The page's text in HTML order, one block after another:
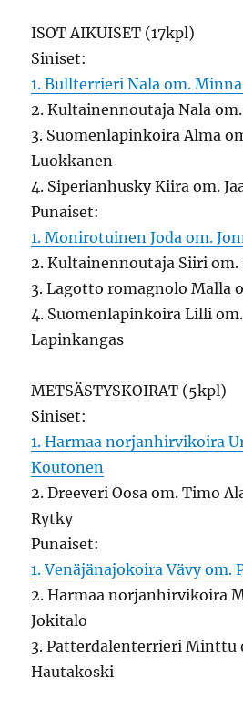
ISOT AIKUISET (17kpl)
Siniset:
1. Bullterrieri Nala om.
2. Kultainennoutaja Nala
3. Suomenlapinkoira Alma
Luokkanen
4. Siperianhusky Kiira om.
Punaiset:
1. Monirotuinen Joda om.
2. Kultainennoutaja Siiri
3. Lagotto romagnolo Malla
4. Suomenlapinkoira Lilli
Lapinkangas
METSÄSTYSKOIRAT (5kpl)
Siniset:
1. Harmaa norjanhirvikoira
Koutonen
2. Dreeveri Oosa om. Timo
Rytky
Punaiset:
1. Venäjänajokoira Vävy om.
2. Harmaa norjanhirvikoira
Jokitalo
3. Patterdalenterrieri Minttu
Hautakoski